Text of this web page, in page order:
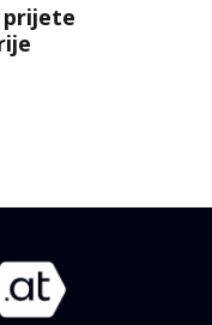
prijete